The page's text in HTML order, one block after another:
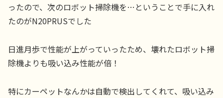
ったので、次のロボット掃除機を…ということで手に入れ
たのがN20PRUSでした
日進月歩で性能が上がっていったため、壊れたロボット掃
除機よりも吸い込み性能が倍！
特にカーペットなんかは自動で検出してくれて、吸い込み